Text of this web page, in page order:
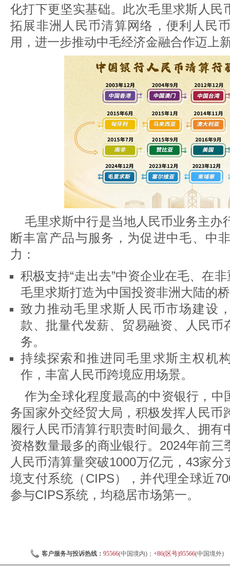
化打下更坚实基础。此次毛里求斯人民
拓展非洲人民币清算网络，便利人民
用，进一步推动中毛经济金融合作迈上
毛里求斯中行是当地人民币业务主办
断丰富产品与服务，为促进中毛、中
力：
积极支持“走出去”中资企业在毛、在
毛里求斯打造为中国投资非洲大陆的
致力推动毛里求斯人民币市场建设
款、批量代发薪、贸易融资、人民币
务。
持续探索和推进同毛里求斯主权机
作，丰富人民币跨境应用场景。
作为全球化程度最高的中资银行，中
务国家外交经贸大局，积极发挥人民币
履行人民币清算行职责时间最久、拥有
资格数量最多的商业银行。2024年前三
人民币清算量突破1000万亿元，43家
境支付系统（CIPS），并代理全球近
参与CIPS系统，均稳居市场第一。
客户服务与投诉热线： 95566(中国境内)； +86(区号)95566(中国境外)